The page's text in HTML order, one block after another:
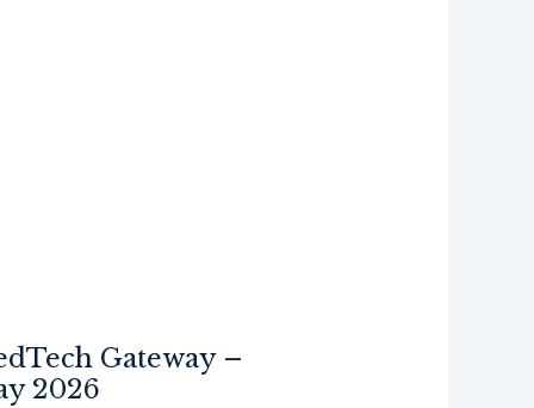
Gateway –
2026